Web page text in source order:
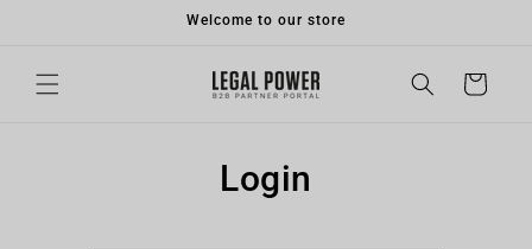
Welcome to our store
Warenkorb
Login